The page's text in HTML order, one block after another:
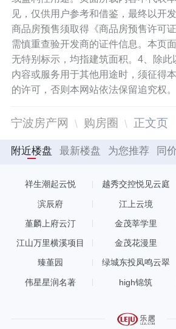
见，仅供用户参考和借鉴，最终以开
商品房预售须取得《商品房预售许可
需慎重查验开发商的证件信息。本页
无特别标示，均指建筑面积。4、除
内容或服务用于其他用途时，须征得
的许可，否则本网站依法保留追究权。
宁波房产网 购房圈 正文页
附近楼盘 最新楼盘 为您推荐 同
祥生潮起云悦 越秀交控悦见云庭
滨辰府 江上云境
堇麟上府云汀 金茂莘学里
江山万里横溪项目 金茂花漫里
臻堇园 绿城东投凤鸣云翠
伟星星润名著 high锦筑